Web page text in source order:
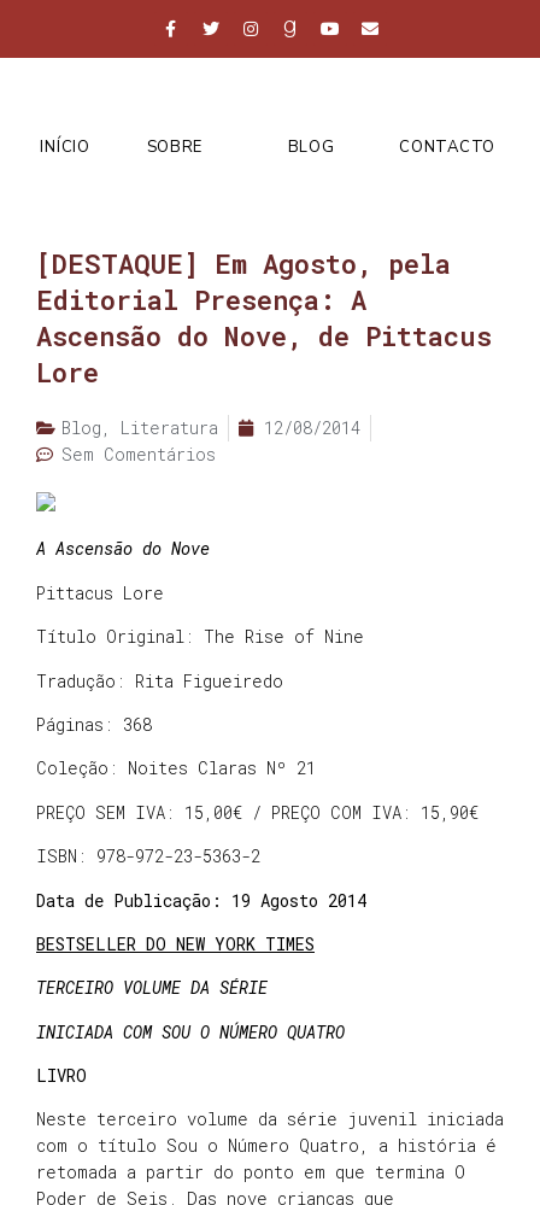
INÍCIO SOBRE BLOG CONTACTO
[DESTAQUE] Em Agosto, pela
Editorial Presença: A
Ascensão do Nove, de Pittacus
Lore
Blog , Literatura
12/08/2014
Sem Comentários
A Ascensão do Nove
Pittacus Lore
Título Original: The Rise of Nine
Tradução: Rita Figueiredo
Páginas: 368
Coleção: Noites Claras Nº 21
PREÇO SEM IVA: 15,00€ / PREÇO COM IVA: 15,90€
ISBN: 978-972-23-5363-2
Data de Publicação: 19 Agosto 2014
BESTSELLER DO NEW YORK TIMES
TERCEIRO VOLUME DA SÉRIE
INICIADA COM SOU O NÚMERO QUATRO
LIVRO
Neste terceiro volume da série juvenil iniciada
com o título Sou o Número Quatro, a história é
retomada a partir do ponto em que termina O
Poder de Seis. Das nove crianças que